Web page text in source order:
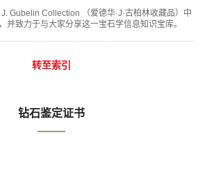
Gubelin Collection （爱德华·J·古柏林收藏品）中
并致力于与大家分享这一宝石学信息知识宝库。
转至索引
钻石鉴定证书